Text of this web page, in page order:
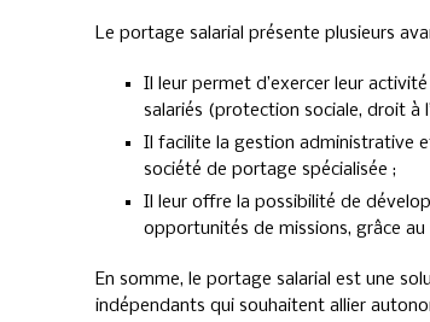
Le portage salarial présente plusieurs
Il leur permet d’exercer leur
salariés (protection sociale, droit à
Il facilite la gestion administrative
société de portage spécialisée ;
Il leur offre la possibilité de
opportunités de missions, grâce
En somme, le portage salarial est une
indépendants qui souhaitent allier